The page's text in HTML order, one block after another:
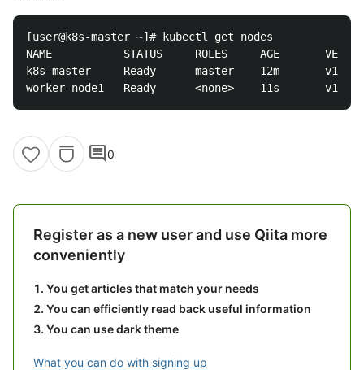
[user@k8s-master ~]# kubectl get nodes
NAME           STATUS     ROLES     AGE
k8s-master     Ready      master    12m       v1.9.0
comment0
Register as a new user and use Qiita more
conveniently
You get articles that match your needs
You can efficiently read back useful information
You can use dark theme
What you can do with signing up